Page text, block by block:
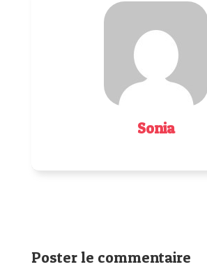
Sonia
Poster le commentaire